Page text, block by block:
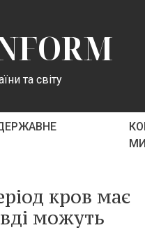
та світу
кров має
можуть